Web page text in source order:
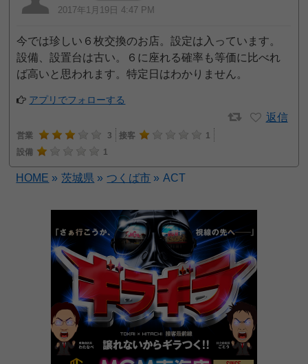
2017年1月19日 4:47 PM
今では珍しい６枚交換のお店。設定は入っています。
設備、設置台は古い。６に座れる確率も等価に比べれ
ば高いと思われます。特定日はわかりません。
アプリでフォローする
返信
営業 3 接客
1
設備
1
HOME » 茨城県 » つくば市 » ACT